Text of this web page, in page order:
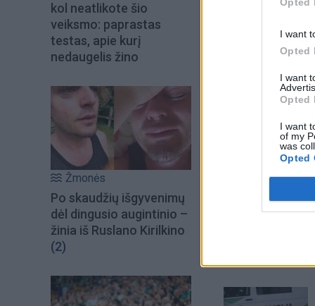
I want
Opted
I want
Opted
I want
of my
was
Opted
kol neatlikote šio
veiksmo: paprastas
testas, apie kurį
nedaugelis žino
Žmonės
Po skaudžių išgyvenimų
dėl dingusio augintinio –
žinia iš Ruslano Kirilkino
(2)
pasiekė ir RKL.
Šiuo metu